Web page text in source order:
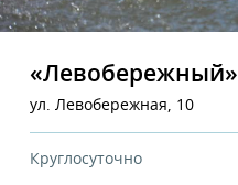
«Левобережный»
ул. Левобережная, 10
Круглосуточно